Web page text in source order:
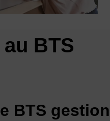
BTS
BTS gestion